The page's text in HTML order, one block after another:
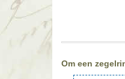
Om een